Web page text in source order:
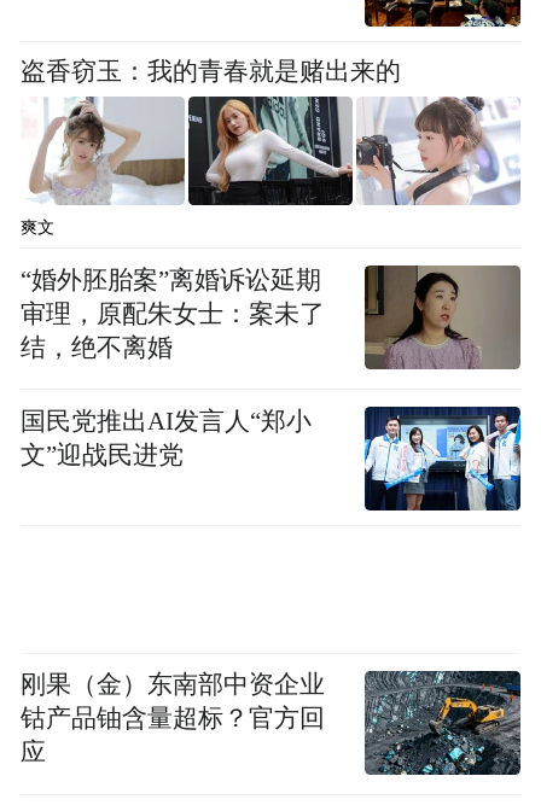
到暗恋对象唐奇的当众羞辱，这也直接成了
她使用手镯变身的动机。从心理学角度分
析，容貌焦虑并不是因为“你觉得 自己长得丑
陋”而焦虑，而是因为“你认为别人觉得你丑
陋”而焦虑。这其实是一种“自我客体化”的行
为。
盗香窃玉：我的青春就是赌出来的
爽文
“婚外胚胎案”离婚诉讼延期
审理，原配朱女士：案未了
结，绝不离婚
国民党推出AI发言人“郑小
文”迎战民进党
刚果（金）东南部中资企业
钴产品铀含量超标？官方回
应